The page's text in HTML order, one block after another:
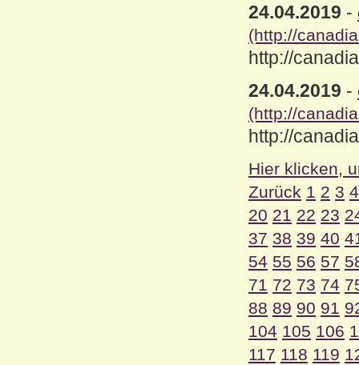
24.04.2019 -
(http://
http://
24.04.2019 -
(http://
http://
Hier klicken,
Zurück 1 2 3 4
20 21 22 23
37 38 39 40
54 55 56 57
71 72 73 74
88 89 90 91
104 105 106
117 118 119